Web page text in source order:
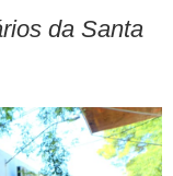
da Santa